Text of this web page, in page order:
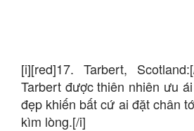
[i][red]17. Tarbert,
Tarbert được thiên nhiên ưu
đẹp khiến bất cứ ai đặt chân
kìm lòng.[/i]